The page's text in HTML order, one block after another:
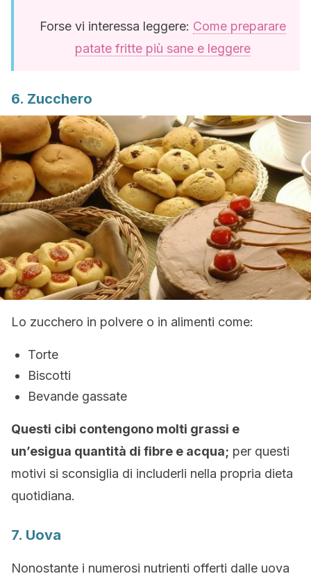
Forse vi interessa leggere: Come preparare
patate fritte più sane e leggere
6. Zucchero
Lo zucchero in polvere o in alimenti come:
Torte
Biscotti
Bevande gassate
Questi cibi contengono molti grassi e
un’esigua quantità di fibre e acqua; per questi
motivi si sconsiglia di includerli nella propria dieta
quotidiana.
7. Uova
Nonostante i numerosi nutrienti offerti dalle uova